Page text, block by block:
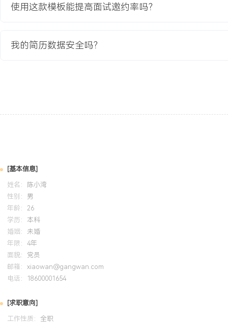
2020-09 -2024-07
显著提升持续驾驶的舒适性与安全性。综合服务与保障：精通高端
商务礼仪，能够灵活应对各类客户需求与突发状况，客户满意度长
独立负责并圆满完成XXX次以上重要商务接待及差旅保障任务。成
备强烈的成本意识，通过精细化驾驶与车辆维护，将所负责车辆的
XXX%，年均维修成本节省XXX元；协助车队优化管理流程，提升整
养与协作：性格沉稳，责任心强，注重细节，能严格遵守公司规章
良好的团队协作精神，能有效配合调度、行政及客户等多方工作，
接。
2024-09
使用这款模板能提高面试邀约率吗？
我的简历数据安全吗？
[基本信息]
姓名：
陈小湾
性别： 男
年龄： 26
学历： 本科
婚姻： 未婚
年限： 4年
面貌： 党员
邮箱： xiaowan@gangwan.com
电话：
18600001654
[求职意向]
工作性质： 全职